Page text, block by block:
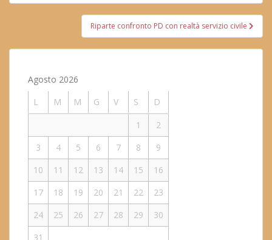
Riparte confronto PD con realtà servizio civile
Agosto 2026
L
M M G V S
D
1
2
3
4 5 6 7 8
9
10
11 12 13 14 15
16
17
18 19 20 21 22
23
24
25 26 27 28 29
30
31